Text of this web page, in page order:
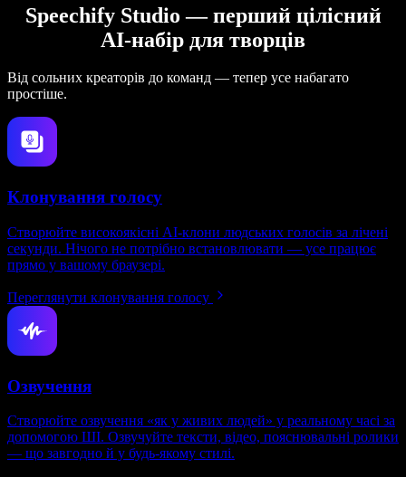
Speechify Studio — перший цілісний
AI-набір для творців
Від сольних креаторів до команд — тепер усе набагато
простіше.
Клонування голосу
Створюйте високоякісні AI-клони людських голосів за лічені
секунди. Нічого не потрібно встановлювати — усе працює
прямо у вашому браузері.
Переглянути клонування голосу
Озвучення
Створюйте озвучення «як у живих людей» у реальному часі за
допомогою ШІ. Озвучуйте тексти, відео, пояснювальні ролики
— що завгодно й у будь-якому стилі.